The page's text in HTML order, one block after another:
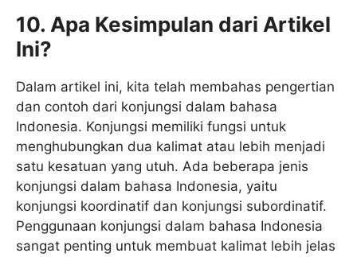
10. Apa Kesimpulan dari Artikel
Ini?
Dalam artikel ini, kita telah membahas pengertian
dan contoh dari konjungsi dalam bahasa
Indonesia. Konjungsi memiliki fungsi untuk
menghubungkan dua kalimat atau lebih menjadi
satu kesatuan yang utuh. Ada beberapa jenis
konjungsi dalam bahasa Indonesia, yaitu
konjungsi koordinatif dan konjungsi subordinatif.
Penggunaan konjungsi dalam bahasa Indonesia
sangat penting untuk membuat kalimat lebih jelas